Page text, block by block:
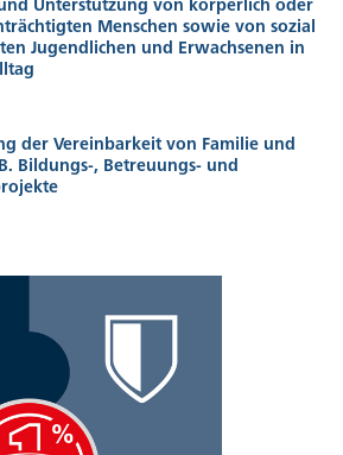
Menschen sowie von sozial
Jugendlichen und Erwachsenen in
der Vereinbarkeit von Familie und
Bildungs-, Betreuungs- und